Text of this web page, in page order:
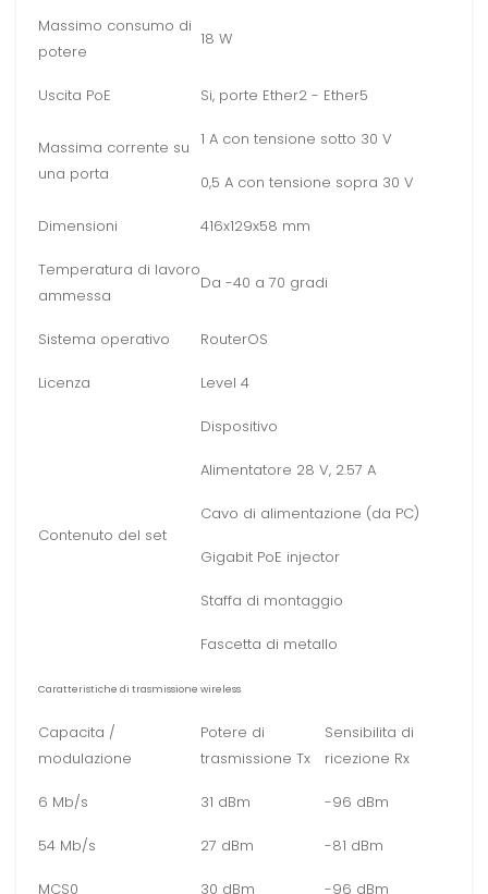
Massimo consumo di
potere
18 W
Uscita PoE Si, porte Ether2 - Ether5
Massima corrente su
una porta
1 A con tensione sotto 30 V
0,5 A con tensione sopra 30 V
Dimensioni 416x129x58 mm
Temperatura di lavoro
ammessa
Da -40 a 70 gradi
Sistema operativo RouterOS
Licenza Level 4
Contenuto del set
Dispositivo
Alimentatore 28 V, 2.57 A
Cavo di alimentazione (da PC)
Gigabit PoE injector
Staffa di montaggio
Fascetta di metallo
Caratteristiche di trasmissione wireless
Capacita /
modulazione
Potere di
trasmissione Tx
Sensibilita di
ricezione Rx
6 Mb/s 31 dBm -96 dBm
54 Mb/s 27 dBm -81 dBm
MCS0 30 dBm -96 dBm